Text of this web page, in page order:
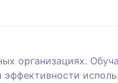
организациях.